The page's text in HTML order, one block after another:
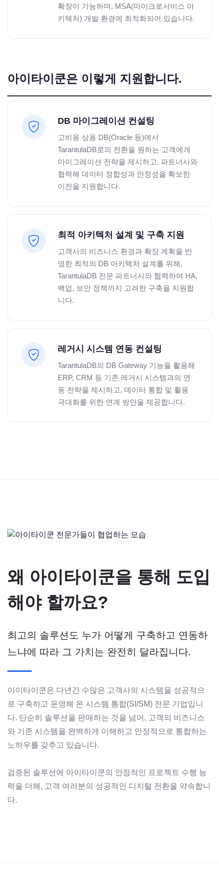
확장이 가능하며, MSA(마이크로서비스 아
키텍처) 개발 환경에 최적화되어 있습니다.
아이타이쿤은 이렇게 지원합니다.
DB 마이그레이션 컨설팅
고비용 상용 DB(Oracle 등)에서
TarantulaDB로의 전환을 원하는 고객에게
마이그레이션 전략을 제시하고, 파트너사와
협력해 데이터 정합성과 안정성을 확보한
이전을 지원합니다.
최적 아키텍처 설계 및 구축 지원
고객사의 비즈니스 환경과 확장 계획을 반
영한 최적의 DB 아키텍처 설계를 위해,
TarantulaDB 전문 파트너사와 협력하여 HA,
백업, 보안 정책까지 고려한 구축을 지원합
니다.
레거시 시스템 연동 컨설팅
TarantulaDB의 DB Gateway 기능을 활용해
ERP, CRM 등 기존 레거시 시스템과의 연
동 전략을 제시하고, 데이터 통합 및 활용
극대화를 위한 연계 방안을 제공합니다.
왜 아이타이쿤을 통해 도입
해야 할까요?
최고의 솔루션도 누가 어떻게 구축하고 연동하
느냐에 따라 그 가치는 완전히 달라집니다.
아이타이쿤은 다년간 수많은 고객사의 시스템을 성공적으
로 구축하고 운영해 온 시스템 통합(SI/SM) 전문 기업입니
다. 단순히 솔루션을 판매하는 것을 넘어, 고객의 비즈니스
와 기존 시스템을 완벽하게 이해하고 안정적으로 통합하는
노하우를 갖추고 있습니다.
검증된 솔루션에 아이타이쿤의 안정적인 프로젝트 수행 능
력을 더해, 고객 여러분의 성공적인 디지털 전환을 약속합니
다.